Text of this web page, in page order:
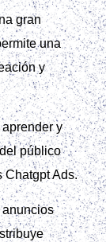
gran
una
y
y
público
Chatgpt Ads.
anuncios